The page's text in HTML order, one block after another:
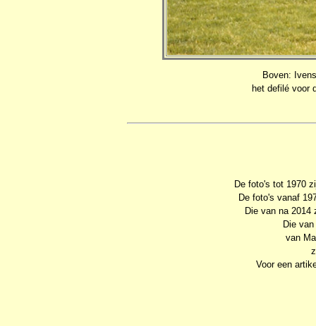
Boven:
het defilé voor
De foto's tot 1970
De foto's vanaf
Die van na 2014
Die
van
Voor een